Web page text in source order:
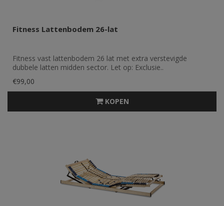
Fitness Lattenbodem 26-lat
Fitness vast lattenbodem 26 lat met extra verstevigde
dubbele latten midden sector. Let op: Exclusie..
€99,00
KOPEN